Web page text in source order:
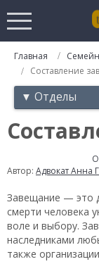
Главная
Составление
▼ Отделы
Автор: Адвокат Анна
Завещание — это
смерти человека
воле и выбору.
наследниками
также